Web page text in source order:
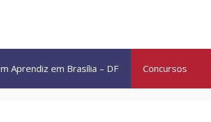
Aprendiz em Brasília – DF Concursos